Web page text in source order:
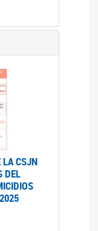
LA CSJN
DEL